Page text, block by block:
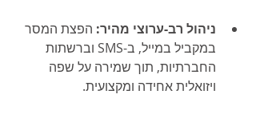
ניהול רב-ערוצי מהיר: הפצת המסר
במקביל במייל, ב-SMS וברשתות
החברתיות, תוך שמירה על שפה
ויזואלית אחידה ומקצועית.